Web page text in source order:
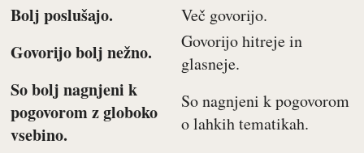
Bolj poslušajo. Več govorijo.
Govorijo bolj nežno.
Govorijo hitreje in
glasneje.
So bolj nagnjeni k
pogovorom z globoko
vsebino.
So nagnjeni k pogovorom
o lahkih tematikah.